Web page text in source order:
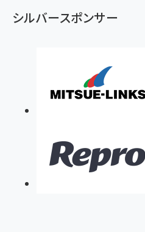
シルバースポンサー